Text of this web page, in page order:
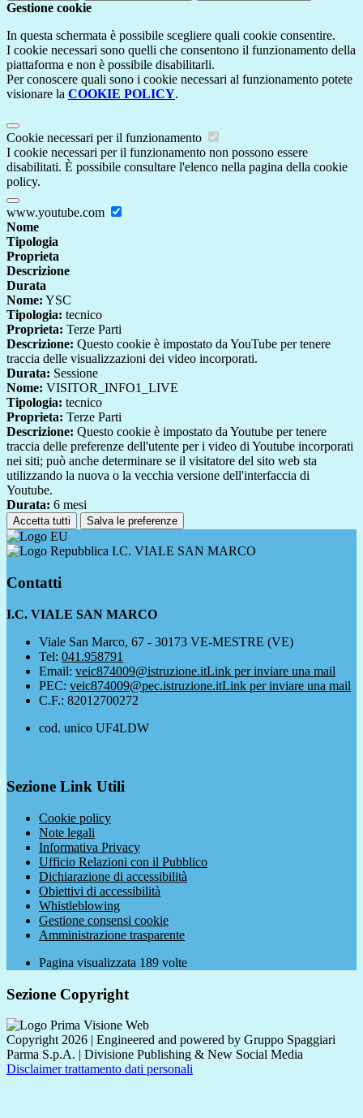
Gestione cookie
In questa schermata è possibile scegliere quali cookie consentire.
I cookie necessari sono quelli che consentono il funzionamento della
piattaforma e non è possibile disabilitarli.
Per conoscere quali sono i cookie necessari al funzionamento potete
visionare la COOKIE POLICY.
Cookie necessari per il funzionamento
I cookie necessari per il funzionamento non possono essere
disabilitati. È possibile consultare l'elenco nella pagina della cookie
policy.
www.youtube.com
Nome
Tipologia
Proprieta
Descrizione
Durata
Nome: YSC
Tipologia: tecnico
Proprieta: Terze Parti
Descrizione: Questo cookie è impostato da YouTube per tenere
traccia delle visualizzazioni dei video incorporati.
Durata: Sessione
Nome: VISITOR_INFO1_LIVE
Tipologia: tecnico
Proprieta: Terze Parti
Descrizione: Questo cookie è impostato da Youtube per tenere
traccia delle preferenze dell'utente per i video di Youtube incorporati
nei siti; può anche determinare se il visitatore del sito web sta
utilizzando la nuova o la vecchia versione dell'interfaccia di
Youtube.
Durata: 6 mesi
Accetta tutti Salva le preferenze
I.C. VIALE SAN MARCO
Contatti
I.C. VIALE SAN MARCO
Viale San Marco, 67 - 30173 VE-MESTRE (VE)
Tel: 041.958791
Email: veic874009@istruzione.itLink per inviare una mail
PEC: veic874009@pec.istruzione.itLink per inviare una mail
C.F.: 82012700272
cod. unico UF4LDW
Sezione Link Utili
Cookie policy
Note legali
Informativa Privacy
Ufficio Relazioni con il Pubblico
Dichiarazione di accessibilità
Obiettivi di accessibilità
Whistleblowing
Gestione consensi cookie
Amministrazione trasparente
Pagina visualizzata 189 volte
Sezione Copyright
Copyright 2026 | Engineered and powered by Gruppo Spaggiari
Parma S.p.A. | Divisione Publishing & New Social Media
Disclaimer trattamento dati personali